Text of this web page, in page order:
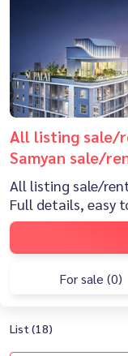
All listing sale/
Samyan sale/
All listing sale/rent
Full details, easy
For sale (0)
List (18)